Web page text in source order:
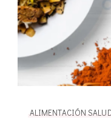
ALIMENTACIÓN